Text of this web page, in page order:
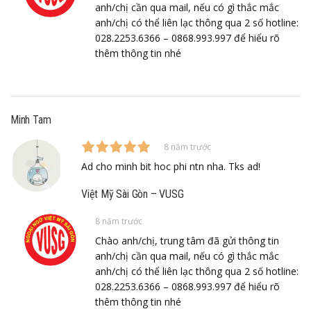
anh/chị cần qua mail, nếu có gì thắc mắc
anh/chị có thể liên lạc thông qua 2 số hotline:
028.2253.6366 – 0868.993.997 để hiểu rõ
thêm thông tin nhé
Minh Tam
8 năm trước
Ad cho minh bit hoc phi ntn nha. Tks ad!
Việt Mỹ Sài Gòn – VUSG
8 năm trước
Chào anh/chị, trung tâm đã gửi thông tin
anh/chị cần qua mail, nếu có gì thắc mắc
anh/chị có thể liên lạc thông qua 2 số hotline:
028.2253.6366 – 0868.993.997 để hiểu rõ
thêm thông tin nhé